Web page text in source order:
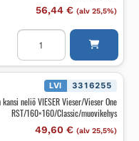
56,44 € (alv 25,5%)
Lattiakaivon
kansi
VIESER
Vieser/Vieser
Laatoitet.
RST-
kansi
määrä
LVI 3316255
neliö VIESER Vieser/Vieser One
RST/160×160/Classic/muovikehys
49,60 € (alv 25,5%)